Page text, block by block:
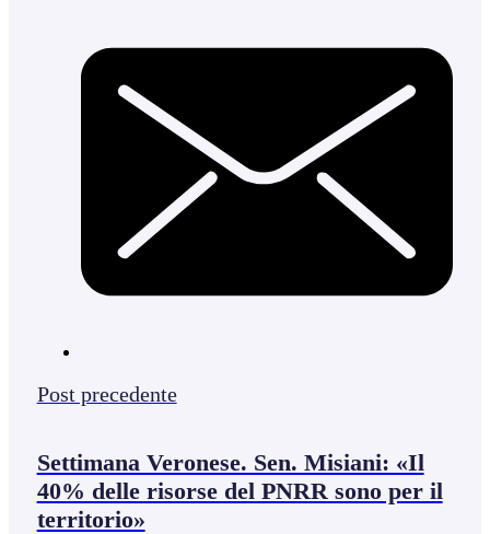
Post precedente
Settimana Veronese. Sen. Misiani: «Il
40% delle risorse del PNRR sono per il
territorio»